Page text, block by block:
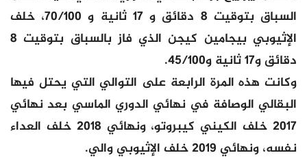
السباق بتوقيت 8 دقائق و 17 ثانية و 70/100، خلف
الإثيوبي بيجامين كيجن الذي فاز بالسباق بتوقيت 8
دقائق و17 ثانية و45/100.
وكانت هذه المرة الرابعة على التوالي التي يحتل فيها
البقالي الوصافة في نهائي الدوري الماسي بعد نهائي
2017 خلف الكيني كيبروتو، ونهائي 2018 خلف العداء
نفسه، ونهائي 2019 خلف الإثيوبي والي.